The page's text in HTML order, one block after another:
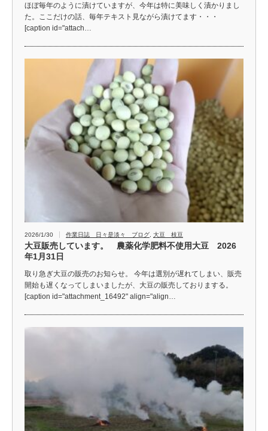
ほぼ毎年のように漬けていますが、今年は特に美味しく漬かりまし
た。ここだけの話、毎年テキスト見ながら漬けてます・・・
[caption id="attach…
2026/1/30 作業日誌 日々是淡々 ブログ 大豆 枝豆
大豆販売しています。 農薬化学肥料不使用大豆 2026
年1月31日
取り急ぎ大豆の販売のお知らせ。 今年は選別が遅れてしまい、販売
開始も遅くなってしまいましたが、大豆の販売しておりまする。
[caption id="attachment_16492" align="align…